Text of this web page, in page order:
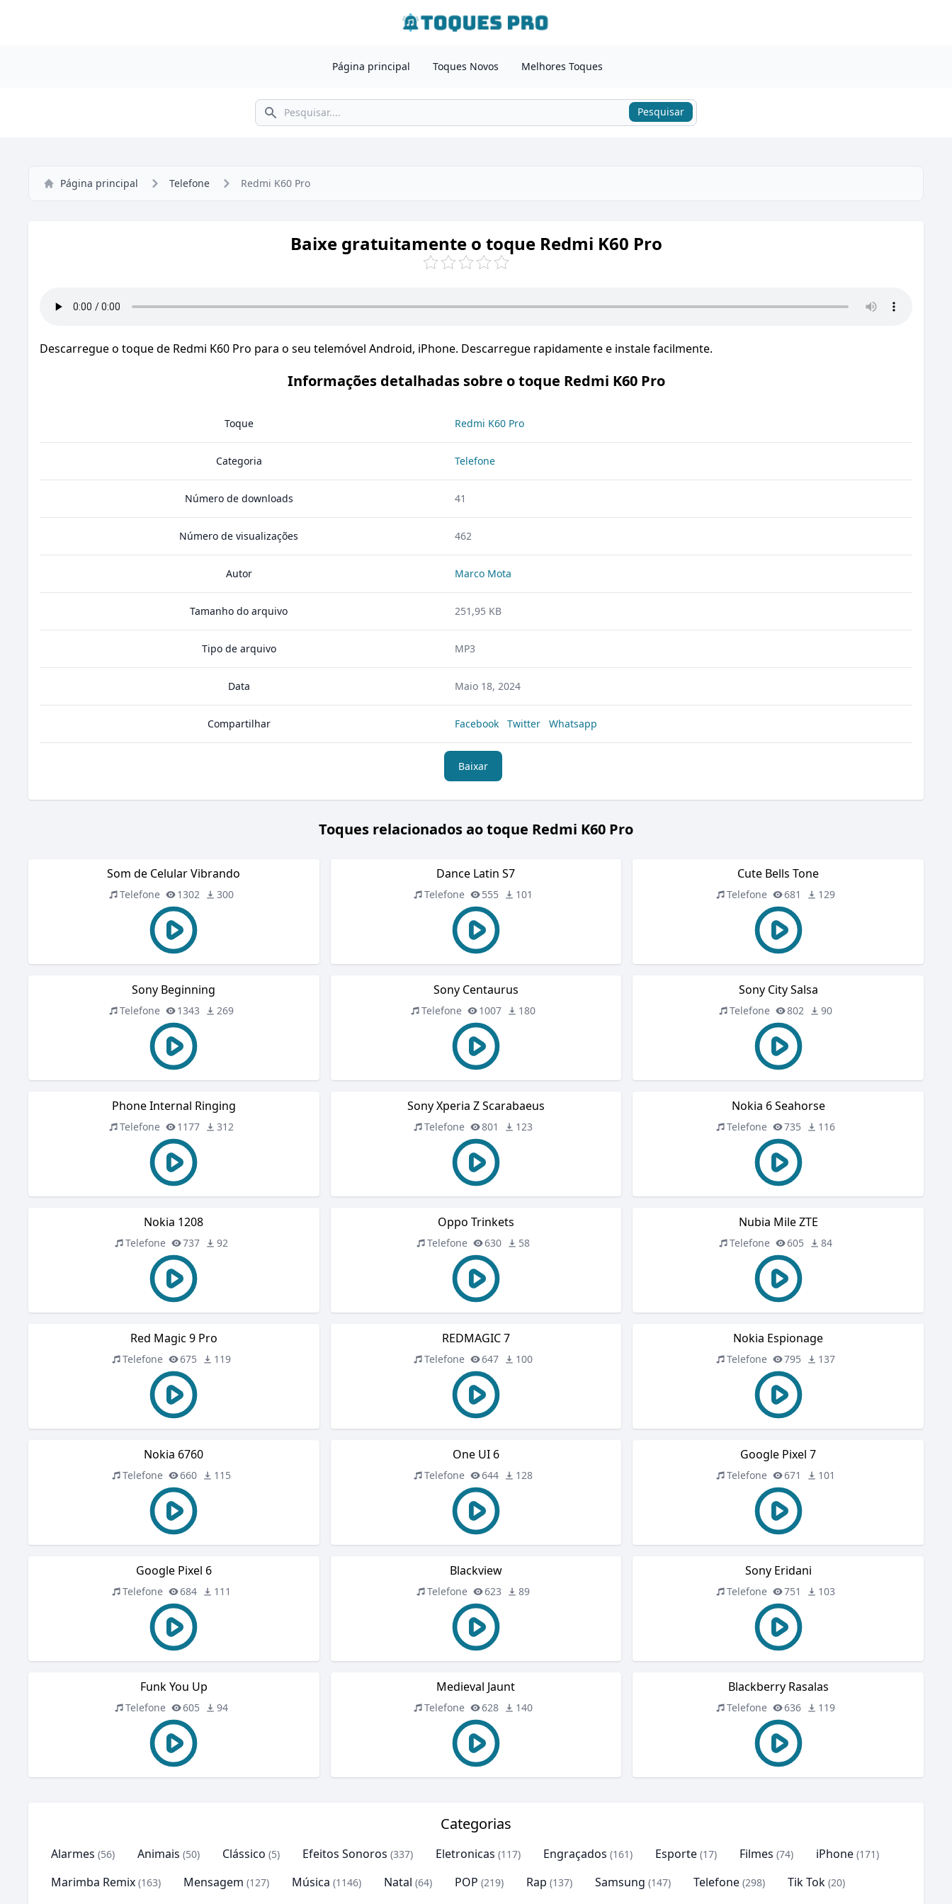
Página principal Toques Novos Melhores Toques
Pesquisar Pesquisar
Página principal Telefone Redmi K60 Pro
Baixe gratuitamente o toque Redmi K60 Pro
Descarregue o toque de Redmi K60 Pro para o seu telemóvel Android, iPhone. Descarregue rapidamente e instale facilmente.
Informações detalhadas sobre o toque Redmi K60 Pro
Toque Redmi K60 Pro
Categoria Telefone
Número de downloads 41
Número de visualizações 462
Autor Marco Mota
Tamanho do arquivo 251,95 KB
Tipo de arquivo MP3
Data Maio 18, 2024
Compartilhar Facebook Twitter Whatsapp
Baixar
Toques relacionados ao toque Redmi K60 Pro
Som de Celular Vibrando
Telefone 1302 300
Dance Latin S7
Telefone 555 101
Cute Bells Tone
Telefone 681 129
Sony Beginning
Telefone 1343 269
Sony Centaurus
Telefone 1007 180
Sony City Salsa
Telefone 802 90
Phone Internal Ringing
Telefone 1177 312
Sony Xperia Z Scarabaeus
Telefone 801 123
Nokia 6 Seahorse
Telefone 735 116
Nokia 1208
Telefone 737 92
Oppo Trinkets
Telefone 630 58
Nubia Mile ZTE
Telefone 605 84
Red Magic 9 Pro
Telefone 675 119
REDMAGIC 7
Telefone 647 100
Nokia Espionage
Telefone 795 137
Nokia 6760
Telefone 660 115
One UI 6
Telefone 644 128
Google Pixel 7
Telefone 671 101
Google Pixel 6
Telefone 684 111
Blackview
Telefone 623 89
Sony Eridani
Telefone 751 103
Funk You Up
Telefone 605 94
Medieval Jaunt
Telefone 628 140
Blackberry Rasalas
Telefone 636 119
Categorias
Alarmes (56) Animais (50) Clássico (5) Efeitos Sonoros (337) Eletronicas (117) Engraçados (161) Esporte (17) Filmes (74) iPhone (171)
Marimba Remix (163) Mensagem (127) Música (1146) Natal (64) POP (219) Rap (137) Samsung (147) Telefone (298) Tik Tok (20)